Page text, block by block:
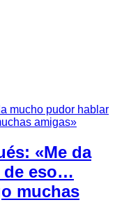
«Me da
de eso…
muchas